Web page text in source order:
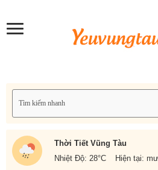
Thời Tiết Vũng Tàu
Nhiệt Độ: 28°C Hiện tại: